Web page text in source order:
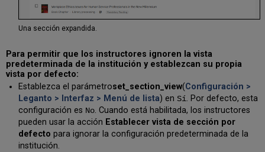
que
substituya
una
citación
Gestionar
etiquetas
de
sección
Bloquear
una
sección
Ordenar
Una sección expandida.
Para permitir que los instructores ignoren la vista
predeterminada de la institución y establezcan su propia
vista por defecto:
Establezca el parámetroset_section_view(Configuración >
Leganto > Interfaz > Menú de lista) en Sí. Por defecto, esta
configuración es No. Cuando está habilitada, los instructores
pueden usar la acción Establecer vista de sección por
defecto para ignorar la configuración predeterminada de la
institución.